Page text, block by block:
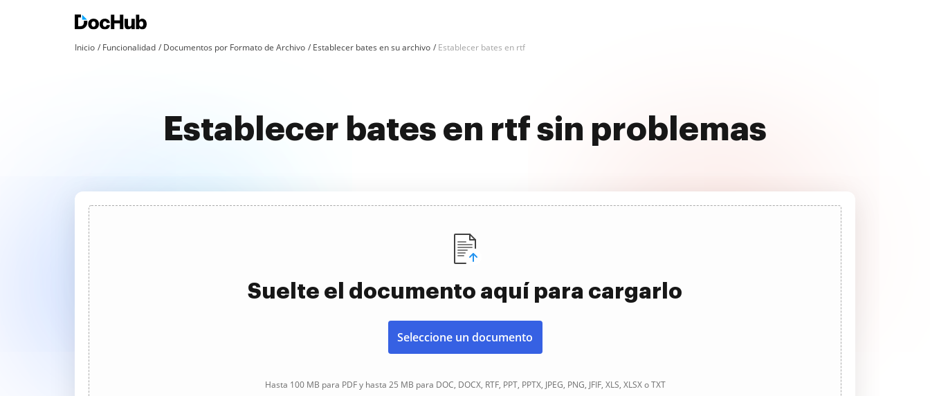
Inicio Funcionalidad Documentos por Formato de Archivo Establecer bates en su archivo Establecer bates en rtf
Establecer bates en rtf sin problemas
Suelte el documento aquí para cargarlo
Seleccione un documento
Hasta 100 MB para PDF y hasta 25 MB para DOC, DOCX, RTF, PPT, PPTX, JPEG, PNG, JFIF, XLS, XLSX o TXT